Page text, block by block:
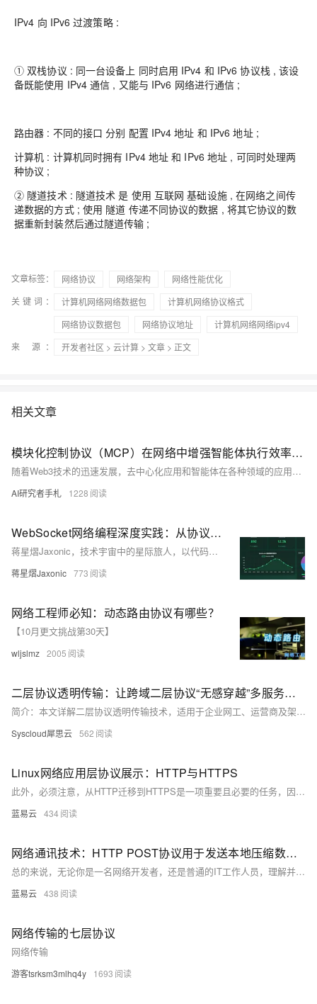
IPv4 向 IPv6 过渡策略 :
① 双栈协议 : 同一台设备上 同时启用 IPv4 和 IPv6 协议栈 , 该设
备既能使用 IPv4 通信 , 又能与 IPv6 网络进行通信 ;
路由器 : 不同的接口 分别 配置 IPv4 地址 和 IPv6 地址 ;
计算机 : 计算机同时拥有 IPv4 地址 和 IPv6 地址 , 可同时处理两
种协议 ;
② 隧道技术 : 隧道技术 是 使用 互联网 基础设施 , 在网络之间传
递数据的方式 ; 使用 隧道 传递不同协议的数据 , 将其它协议的数
据重新封装然后通过隧道传输 ;
文章标签： 网络协议 网络架构
网络性能优化
关键词：
计算机网络网络数据包
计算机网络协议格式
网络协议数据包
网络协议地址
计算机网络网络ipv4
来 源：
开发者社区 > 云计算 > 文章 > 正文
相关文章
模块化控制协议（MCP）在网络中增强智能体执行效率的研究
随着Web3技术的迅速发展，去中心化应用和智能体在各种领域的应用逐渐增多。MCP（Modularized Control Protocol，模块化控制协议）作为一种增强智能体执行能力的关键技术，为Web3场景中的智能体提供了更强的灵活性和可扩展性。本文将探讨如何利用MCP技术提升智能体在Web3场景中的执行能力，并通过实例代码展示其实现路径。
AI研究者手札 1228
WebSocket网络编程深度实践：从协议原理到生产级应用
蒋星熠Jaxonic，技术宇宙中的星际旅人，以代码为舟、算法为帆，探索实时通信的无限可能。本文深入解析WebSocket协议原理、工程实践与架构设计，涵盖握手机制、心跳保活、集群部署、安全防护等核心内容，结合代码示例与架构图，助你构建稳定高效的实时应用，在二进制星河中谱写极客诗篇。
蒋星熠Jaxonic 773
网络工程师必知：动态路由协议有哪些？
【10月更文挑战第30天】
wljslmz 2005
二层协议透明传输：让跨域二层协议“无感穿越”多服务商网络
简介：本文详解二层协议透明传输技术，适用于企业网工、运营商及架构师，解决LLDP/LACP/BPDU跨运营商传输难题，实现端到端协议透传，提升网络韧性与运维效率。
Syscloud犀思云 562
Linux网络应用层协议展示：HTTP与HTTPS
此外，必须注意，从HTTP迁移到HTTPS是一项重要且必要的任务，因为这不仅关乎用户信息的安全，也有利于你的网站评级和粉丝的信心。在网络世界中，信息的安全就是一切，选择HTTPS，让您的网站更加安全，使您的用户满意，也使您感到满意。
蓝易云 434
网络通讯技术：HTTP POST协议用于发送本地压缩数据到服务器的方案。
总的来说，无论你是一名网络开发者，还是普通的IT工作人员，理解并掌握POST方法的运用是非常有价值的。它就像一艘快速，稳定，安全的大船，始终为我们在网络海洋中的冒险提供了可靠的支持。
蓝易云 438
网络传输的七层协议
网络传输
游客tsrksm3mlhq4y 1693